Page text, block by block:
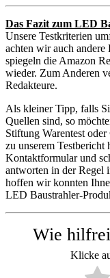
Das Fazit zum LED
Unsere Testkriterien
achten wir auch
spiegeln die Amazon
wieder. Zum Anderen
Redakteure.
Als kleiner Tipp, falls
Quellen sind, so
Stiftung Warentest
zu unserem Testbericht
Kontaktformular und
antworten in der Regel
hoffen wir konnten
LED Baustrahler-
Wie
Klicke